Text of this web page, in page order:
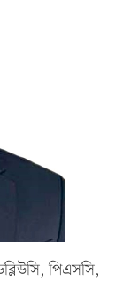
পিএসসি,